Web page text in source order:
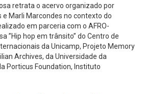
retrata o acervo organizado por
e Marli Marcondes no contexto do
em parceria com o AFRO-
”Hip hop em trânsito” do Centro de
da Unicamp, Projeto Memory
Archives, da Universidade da
Porticus Foundation, Instituto